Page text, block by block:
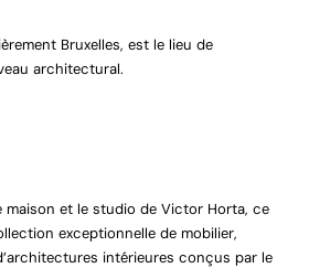
Bruxelles, est le lieu de
architectural.
maison et le studio de Victor Horta, ce
exceptionnelle de mobilier,
intérieures conçus par le